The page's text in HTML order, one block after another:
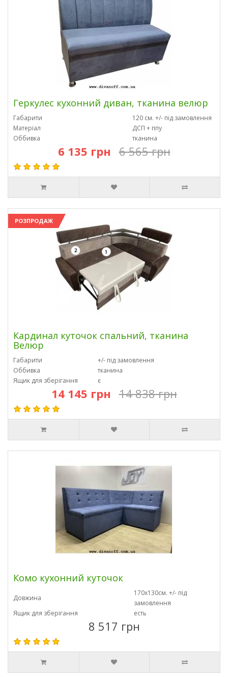
Геркулес кухонний диван, тканина велюр
Габарити
120 см. +/- під замовлення
Матеріал
ДСП + ппу
Оббивка
тканина
6 135 грн 6 565 грн
РОЗПРОДАЖ
Кардинал куточок спальний, тканина
Велюр
Габарити
+/- під замовлення
Оббивка
тканина
Ящик для зберігання
є
14 145 грн 14 838 грн
Комо кухонний куточок
Довжина
170х130см. +/- під
замовлення
Ящик для зберігання
есть
8 517 грн